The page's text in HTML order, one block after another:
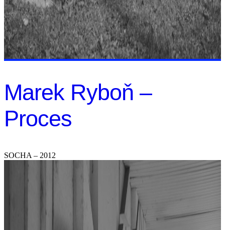
Marek Ryboň –
Proces
SOCHA – 2012